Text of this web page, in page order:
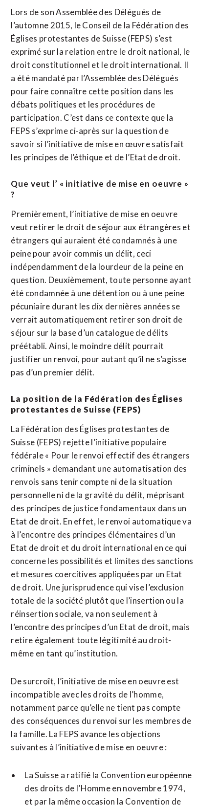
Lors de son Assemblée des Délégués de
l’automne 2015, le Conseil de la Fédération des
Églises protestantes de Suisse (FEPS) s’est
exprimé sur la relation entre le droit national, le
droit constitutionnel et le droit international. Il
a été mandaté par l’Assemblée des Délégués
pour faire connaître cette position dans les
débats politiques et les procédures de
participation. C’est dans ce contexte que la
FEPS s’exprime ci-après sur la question de
savoir si l’initiative de mise en œuvre satisfait
les principes de l’éthique et de l’Etat de droit.
Que veut l’ « initiative de mise en oeuvre »
?
Premièrement, l’initiative de mise en oeuvre
veut retirer le droit de séjour aux étrangères et
étrangers qui auraient été condamnés à une
peine pour avoir commis un délit, ceci
indépendamment de la lourdeur de la peine en
question. Deuxièmement, toute personne ayant
été condamnée à une détention ou à une peine
pécuniaire durant les dix dernières années se
verrait automatiquement retirer son droit de
séjour sur la base d’un catalogue de délits
préétabli. Ainsi, le moindre délit pourrait
justifier un renvoi, pour autant qu’il ne s’agisse
pas d’un premier délit.
La position de la Fédération des Églises
protestantes de Suisse (FEPS)
La Fédération des Églises protestantes de
Suisse (FEPS) rejette l’initiative populaire
fédérale « Pour le renvoi effectif des étrangers
criminels » demandant une automatisation des
renvois sans tenir compte ni de la situation
personnelle ni de la gravité du délit, méprisant
des principes de justice fondamentaux dans un
Etat de droit. En effet, le renvoi automatique va
à l’encontre des principes élémentaires d’un
Etat de droit et du droit international en ce qui
concerne les possibilités et limites des sanctions
et mesures coercitives appliquées par un Etat
de droit. Une jurisprudence qui vise l’exclusion
totale de la société plutôt que l’insertion ou la
réinsertion sociale, va non seulement à
l’encontre des principes d’un Etat de droit, mais
retire également toute légitimité au droit-
même en tant qu’institution.
De surcroît, l’initiative de mise en oeuvre est
incompatible avec les droits de l’homme,
notamment parce qu’elle ne tient pas compte
des conséquences du renvoi sur les membres de
la famille. La FEPS avance les objections
suivantes à l’initiative de mise en oeuvre :
La Suisse a ratifié la Convention européenne
des droits de l’Homme en novembre 1974,
et par la même occasion la Convention de